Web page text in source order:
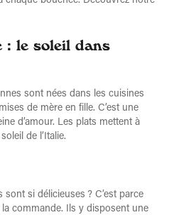
: le soleil dans
sont nées dans les cuisines
de mère en fille. C’est une
d’amour. Les plats mettent à
de l’Italie.
si délicieuses ? C’est parce
commande. Ils y disposent une